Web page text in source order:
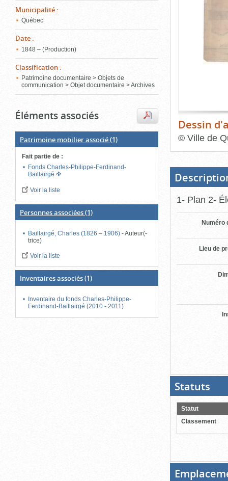
Municipalité :
Québec
Date :
1848 – (Production)
Classification :
Patrimoine documentaire > Objets de
communication > Objet documentaire > Archives
Éléments associés
Patrimoine mobilier associé(1)
Fait partie de :
Fonds Charles-Philippe-Ferdinand-
Baillairgé
Voir la liste
Personnes associées(1)
Baillairgé, Charles (1826 – 1906)-Auteur(-
trice)
Voir la liste
Inventaires associés(1)
Inventaire du fonds Charles-Philippe-
Ferdinand-Baillairgé (2010 - 2011)
l'onglet
Dessin
© Ville de
bloc
d'onglets
1- Plan 2-
Numéro
Lieu de
Statuts
pour
Statut
Classement